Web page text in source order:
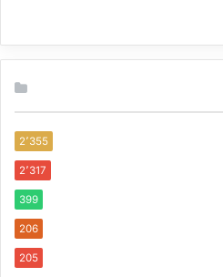
2٬355
2٬317
399
206
205